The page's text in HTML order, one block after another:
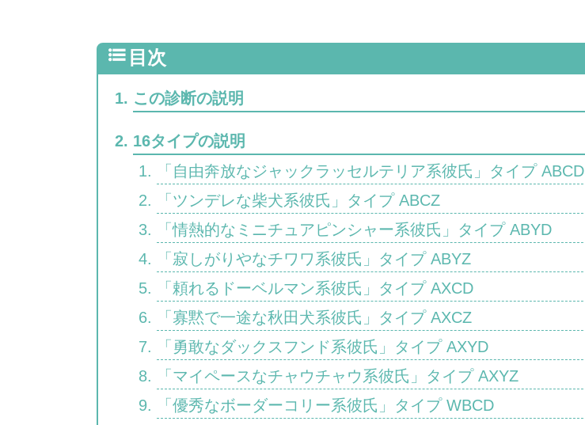
この診断の説明
16タイプの説明
「自由奔放なジャックラッセルテリア系彼氏」タイプ ABCD
「ツンデレな柴犬系彼氏」タイプ ABCZ
「情熱的なミニチュアピンシャー系彼氏」タイプ ABYD
「寂しがりやなチワワ系彼氏」タイプ ABYZ
「頼れるドーベルマン系彼氏」タイプ AXCD
「寡黙で一途な秋田犬系彼氏」タイプ AXCZ
「勇敢なダックスフンド系彼氏」タイプ AXYD
「マイペースなチャウチャウ系彼氏」タイプ AXYZ
「優秀なボーダーコリー系彼氏」タイプ WBCD